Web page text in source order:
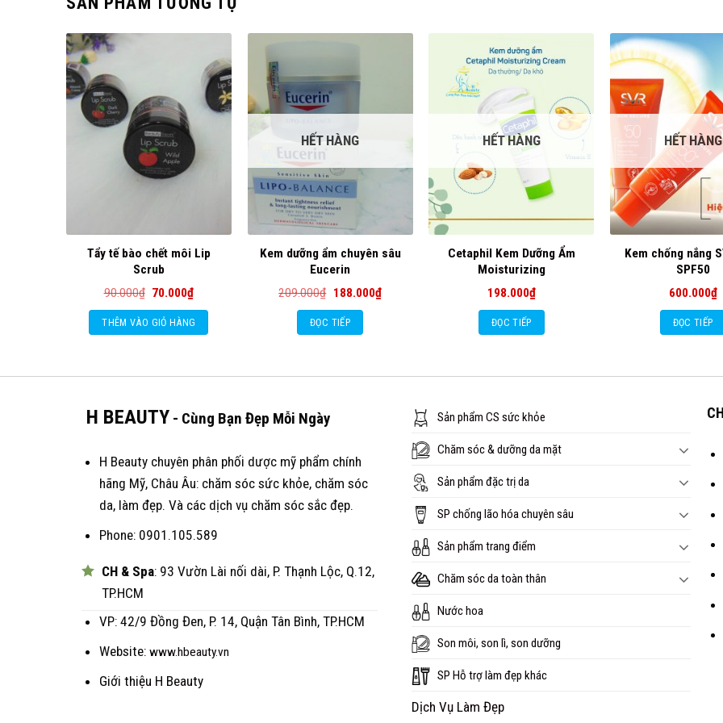
Tẩy tế bào chết môi Lip
Scrub
90.000₫ Giá
là:
90.000₫.
70.000₫Giá
tại
là:
THÊM VÀO GIỎ HÀNG
HẾT HÀNG
Kem dưỡng ẩm chuyên sâu
Eucerin
209.000₫ Giá
là:
209.000₫.
188.000₫Giá
ĐỌC TIẾP
HẾT HÀNG
Cetaphil Kem Dưỡng Ẩm
Moisturizing
198.000₫
ĐỌC TIẾP
HẾT HÀNG
Kem chống nắng
SPF50
600.000₫
ĐỌC TIẾP
H BEAUTY - Cùng Bạn Đẹp Mỗi Ngày
H Beauty chuyên phân phối dược mỹ phẩm chính
hãng Mỹ, Châu Âu: chăm sóc sức khỏe, chăm sóc
da, làm đẹp. Và các dịch vụ chăm sóc sắc đẹp.
Phone: 0901.105.589
CH & Spa: 93 Vườn Lài nối dài, P. Thạnh Lộc, Q.12,
TP.HCM
VP: 42/9 Đồng Đen, P. 14, Quận Tân Bình, TP.HCM
Website: www.hbeauty.vn
Giới thiệu H Beauty
Sản phẩm CS sức khỏe
Chăm sóc & dưỡng da mặt
Sản phẩm đặc trị da
SP chống lão hóa chuyên sâu
Sản phẩm trang điểm
Chăm sóc da toàn thân
Nước hoa
Son môi, son lì, son dưỡng
SP Hỗ trợ làm đẹp khác
Dịch Vụ Làm Đẹp